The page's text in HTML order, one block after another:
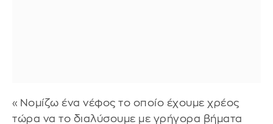
«Νομίζω ένα νέφος το οποίο έχουμε χρέος
τώρα να το διαλύσουμε με γρήγορα βήματα